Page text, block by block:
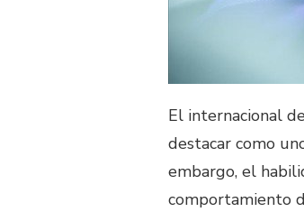
El internacional
destacar como
embargo, el
comportamiento